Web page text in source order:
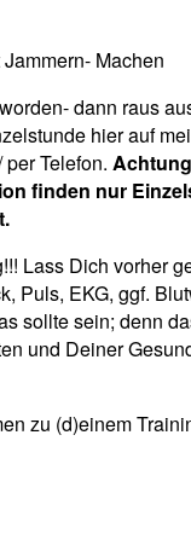
Machen
dann raus
hier auf
Telefon.
finden nur
Lass Dich vorher
Puls, EKG, ggf.
sollte sein; denn
und Deiner
zu (d)einem